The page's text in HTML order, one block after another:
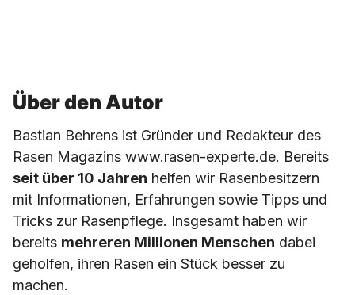
Über den Autor
Bastian Behrens ist Gründer und Redakteur des
Rasen Magazins www.rasen-experte.de. Bereits
seit über 10 Jahren helfen wir Rasenbesitzern
mit Informationen, Erfahrungen sowie Tipps und
Tricks zur Rasenpflege. Insgesamt haben wir
bereits mehreren Millionen Menschen dabei
geholfen, ihren Rasen ein Stück besser zu
machen.